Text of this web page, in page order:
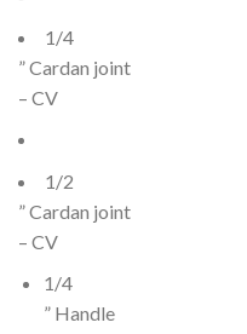
1/4
” Cardan joint
– CV
1/2
” Cardan joint
– CV
1/4
” Handle